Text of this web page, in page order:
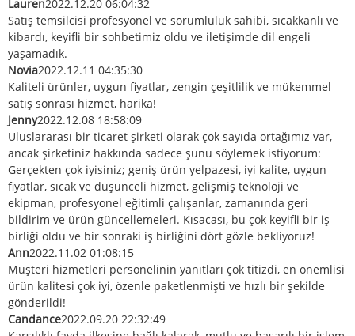
Lauren2022.12.20 06:04:32
Satış temsilcisi profesyonel ve sorumluluk sahibi, sıcakkanlı ve
kibardı, keyifli bir sohbetimiz oldu ve iletişimde dil engeli
yaşamadık.
Novia2022.12.11 04:35:30
Kaliteli ürünler, uygun fiyatlar, zengin çeşitlilik ve mükemmel
satış sonrası hizmet, harika!
Jenny2022.12.08 18:58:09
Uluslararası bir ticaret şirketi olarak çok sayıda ortağımız var,
ancak şirketiniz hakkında sadece şunu söylemek istiyorum:
Gerçekten çok iyisiniz; geniş ürün yelpazesi, iyi kalite, uygun
fiyatlar, sıcak ve düşünceli hizmet, gelişmiş teknoloji ve
ekipman, profesyonel eğitimli çalışanlar, zamanında geri
bildirim ve ürün güncellemeleri. Kısacası, bu çok keyifli bir iş
birliği oldu ve bir sonraki iş birliğini dört gözle bekliyoruz!
Ann2022.11.02 01:08:15
Müşteri hizmetleri personelinin yanıtları çok titizdi, en önemlisi
ürün kalitesi çok iyi, özenle paketlenmişti ve hızlı bir şekilde
gönderildi!
Candance2022.09.20 22:32:49